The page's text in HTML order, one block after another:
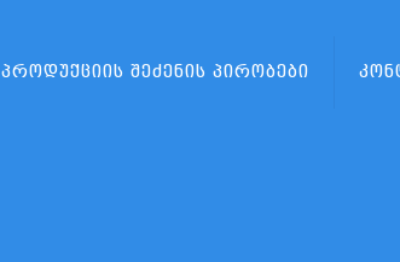
პროდუქციის შეძენის პირობები